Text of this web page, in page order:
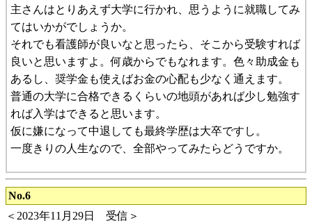
主さんはとりあえず大学に行かれ、思うように就職してみ
てはいかがでしょうか。
それでも看護師が良いなと思ったら、そこから受験すれば
良いと思いますよ。何歳からでもなれます。色々助成金も
あるし、奨学金も使えばお金の心配も少なく通えます。
普通の大学に合格できるくらいの地頭があれば少し勉強す
れば入学はできると思います。
仮に嫌になって中退しても最終学歴は大卒ですし。
一度きりの人生なので、全部やってみたらどうですか。
No.6
＜2023年11月29日 受信＞